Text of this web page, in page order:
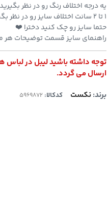
یه درجه اختلاف رنگ رو در نظر بگیرید
۱ تا ۲ سانت اختلاف سایز رو در نظر بگیرید
حتما سایز رو چک کنید دخترا ❤️
راهنمای سایز قسمت توضیحات
توجه داشته باشید لیبل در
ارسال می گردد.
برند:نکست کدکالا: